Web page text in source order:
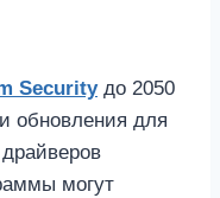
Securityдо 2050
обновления для
могут